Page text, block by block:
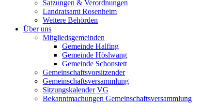
Satzungen & Verordnungen
Landratsamt Rosenheim
Weitere Behörden
Über uns
Mitgliedsgemeinden
Gemeinde Halfing
Gemeinde Höslwang
Gemeinde Schonstett
Gemeinschaftsvorsitzender
Gemeinschaftsversammlung
Sitzungskalender VG
Bekanntmachungen Gemeinschaftsversammlung